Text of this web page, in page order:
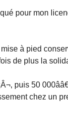
pour mon
à pied
de plus la
puis 50
chez un